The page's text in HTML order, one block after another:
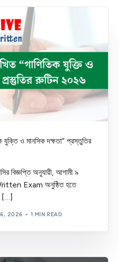
যুক্তি ও মানসিক দক্ষতা” প্রস্তুতির
বিজ্ঞপ্তি অনুযায়ী, আগামী ৯
Exam অনুষ্ঠিত হতে
[…]
6, 2026 1 MIN READ